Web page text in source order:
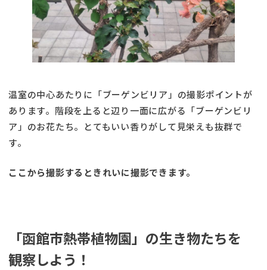
温室の中心あたりに「ブーゲンビリア」の撮影ポイントが
あります。階段を上ると辺り一面に広がる「ブーゲンビリ
ア」のお花たち。とてもいい香りがして見栄えも抜群で
す。
ここから撮影するときれいに撮影できます。
「函館市熱帯植物園」の生き物たちを
観察しよう！